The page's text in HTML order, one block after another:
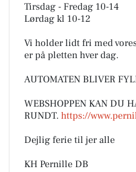
Tirsdag - Fredag 10-14
Lørdag kl 10-12
Vi holder lidt fri med
er på pletten hver dag.
AUTOMATEN BLIVER
WEBSHOPPEN KAN DU
RUNDT. https://
Dejlig ferie til jer alle
KH Pernille DB